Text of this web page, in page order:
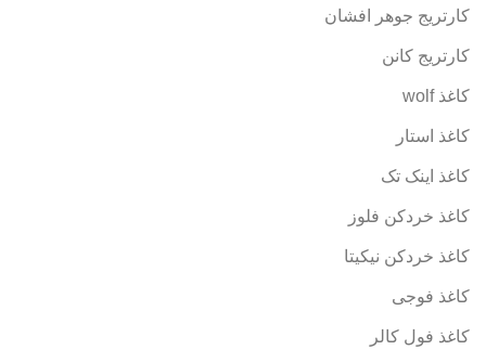
کارتریج جوهر افشان
کارتریج کانن
کاغذ wolf
کاغذ استار
کاغذ اینک تک
کاغذ خردکن فلوز
کاغذ خردکن نیکیتا
کاغذ فوجی
کاغذ فول کالر